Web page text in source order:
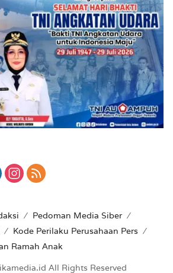
Pedoman Media Siber
Kode Perilaku Perusahaan Pers
Ramah Anak
All Rights Reserved